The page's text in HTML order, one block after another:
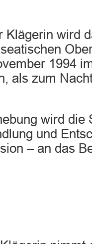
Klägerin wird
1994
als zum
wird die
und
– an das